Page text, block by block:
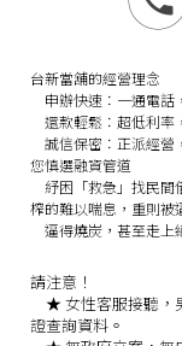
台新當舖的經營理念
申辦快速： 一通電話
還款輕鬆： 超低利率
誠信保密： 正派經營
您慎選融資管道
紓困「救急」找民間
榨的難以喘息，重則被
逼得燒炭，甚至走上
請注意！
★女性客服接聽，
證查詢資料。